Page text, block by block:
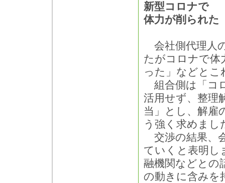
新型コロナで
体力が削られた
会社側代理人
たがコロナで体
った」などとこ
組合側は「コ
活用せず、整理
当」とし、解雇
う強く求めまし
交渉の結果、
ていくと表明し
融機関などとの
の動きに含みを